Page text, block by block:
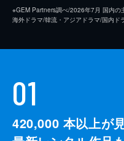
※GEM Partners調べ/2026年7⽉ 国内の
海外ドラマ/韓流・アジアドラマ/国内ド
01
420,000 本以上が